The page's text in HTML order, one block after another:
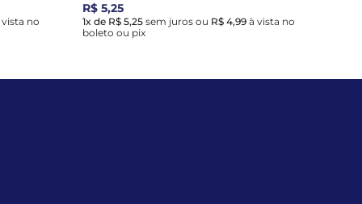
no
R$ 5,25
1x de R$ 5,25 sem juros ou R$ 4,99 à vista no
boleto ou pix